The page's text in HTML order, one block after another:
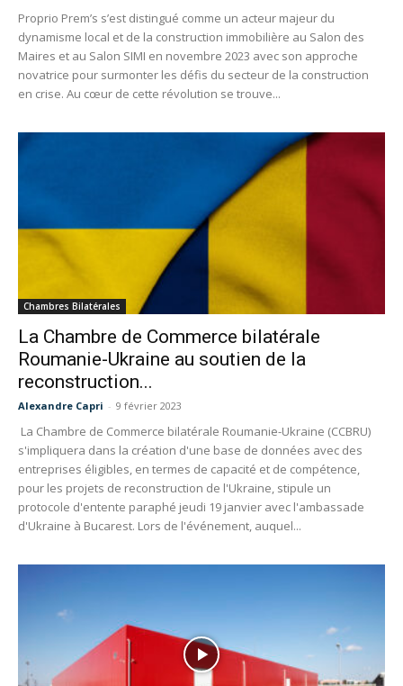
Proprio Prem’s s’est distingué comme un acteur majeur du
dynamisme local et de la construction immobilière au Salon des
Maires et au Salon SIMI en novembre 2023 avec son approche
novatrice pour surmonter les défis du secteur de la construction
en crise. Au cœur de cette révolution se trouve...
Chambres Bilatérales
La Chambre de Commerce bilatérale
Roumanie-Ukraine au soutien de la
reconstruction...
Alexandre Capri - 9 février 2023
La Chambre de Commerce bilatérale Roumanie-Ukraine (CCBRU)
s'impliquera dans la création d'une base de données avec des
entreprises éligibles, en termes de capacité et de compétence,
pour les projets de reconstruction de l'Ukraine, stipule un
protocole d'entente paraphé jeudi 19 janvier avec l'ambassade
d'Ukraine à Bucarest. Lors de l'événement, auquel...